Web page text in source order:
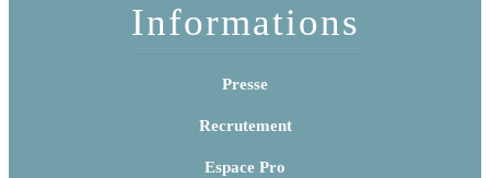
Informations
Presse
Recrutement
Espace Pro